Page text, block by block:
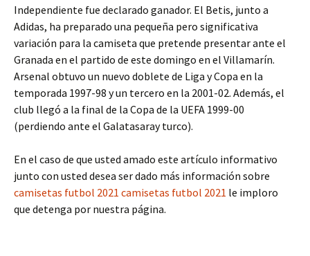
Independiente fue declarado ganador. El Betis, junto a
Adidas, ha preparado una pequeña pero significativa
variación para la camiseta que pretende presentar ante el
Granada en el partido de este domingo en el Villamarín.
Arsenal obtuvo un nuevo doblete de Liga y Copa en la
temporada 1997-98 y un tercero en la 2001-02. Además, el
club llegó a la final de la Copa de la UEFA 1999-00
(perdiendo ante el Galatasaray turco).
En el caso de que usted amado este artículo informativo
junto con usted desea ser dado más información sobre
camisetas futbol 2021 camisetas futbol 2021 le imploro
que detenga por nuestra página.